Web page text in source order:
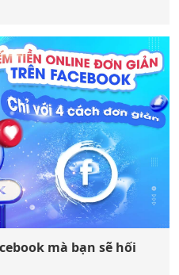
mà bạn sẽ hối